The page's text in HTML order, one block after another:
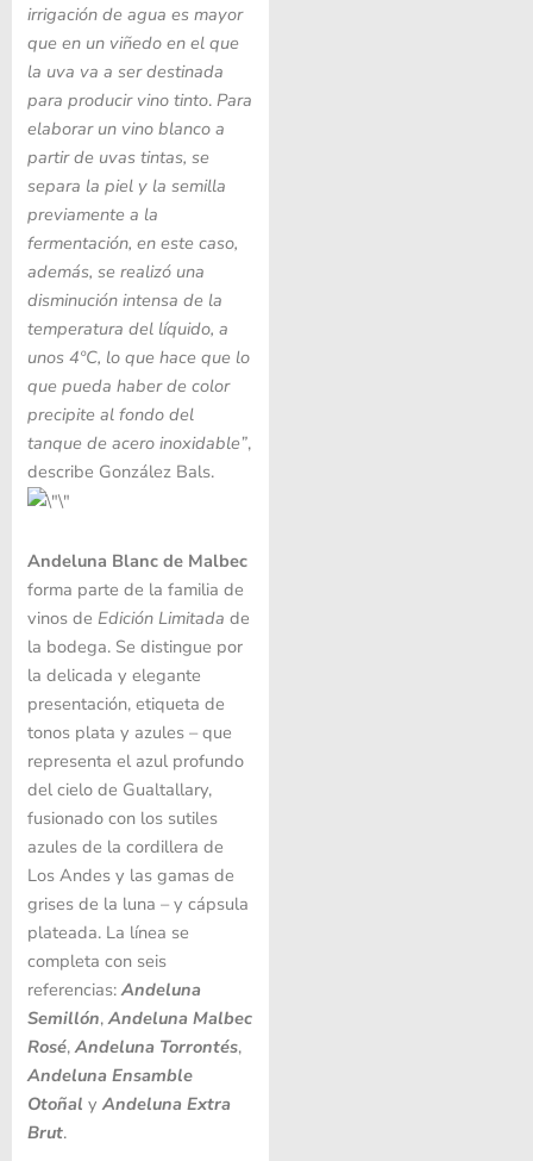
irrigación de agua es mayor
que en un viñedo en el que
la uva va a ser destinada
para producir vino tinto. Para
elaborar un vino blanco a
partir de uvas tintas, se
separa la piel y la semilla
previamente a la
fermentación, en este caso,
además, se realizó una
disminución intensa de la
temperatura del líquido, a
unos 4ºC, lo que hace que lo
que pueda haber de color
precipite al fondo del
tanque de acero inoxidable”,
describe González Bals.
Andeluna Blanc de Malbec
forma parte de la familia de
vinos de Edición Limitada de
la bodega. Se distingue por
la delicada y elegante
presentación, etiqueta de
tonos plata y azules – que
representa el azul profundo
del cielo de Gualtallary,
fusionado con los sutiles
azules de la cordillera de
Los Andes y las gamas de
grises de la luna – y cápsula
plateada. La línea se
completa con seis
referencias:Andeluna
Semillón,Andeluna Malbec
Rosé,Andeluna Torrontés,
Andeluna Ensamble
Otoñal yAndeluna Extra
Brut.